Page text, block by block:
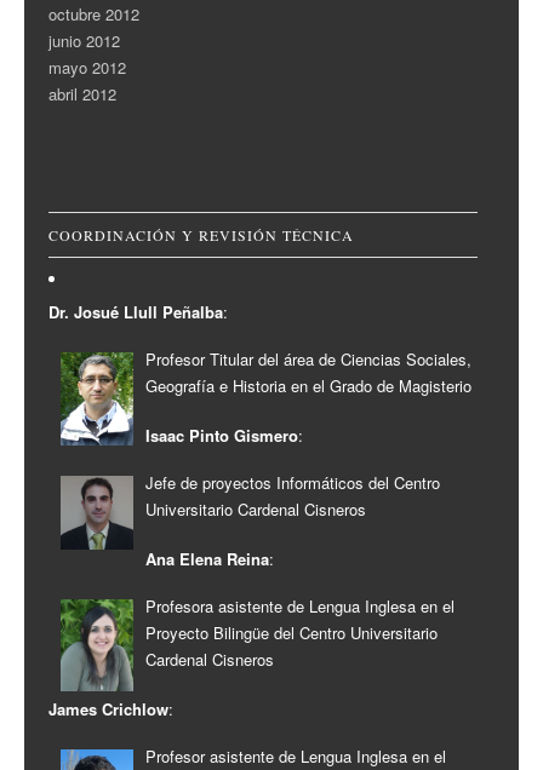
octubre 2012
junio 2012
mayo 2012
abril 2012
COORDINACIÓN Y REVISIÓN TÉCNICA
Dr. Josué Llull Peñalba:
Profesor Titular del área de Ciencias Sociales,
Geografía e Historia en el Grado de Magisterio
Isaac Pinto Gismero:
Jefe de proyectos Informáticos del Centro
Universitario Cardenal Cisneros
Ana Elena Reina:
Profesora asistente de Lengua Inglesa en el
Proyecto Bilingüe del Centro Universitario
Cardenal Cisneros
James Crichlow:
Profesor asistente de Lengua Inglesa en el